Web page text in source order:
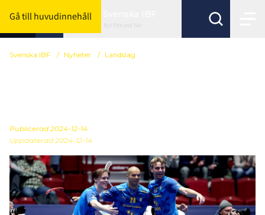
Gå till huvudinnehåll
Byt förbund här
Svenska IBF / Nyheter / Landslag
Publicerad 2024-12-14
Uppdaterad 2024-12-14